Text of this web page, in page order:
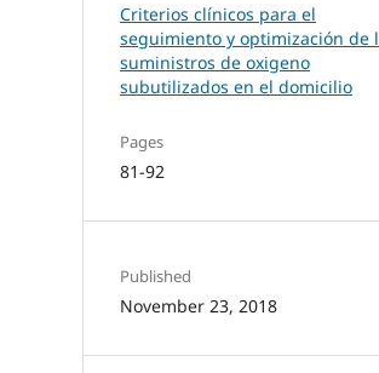
Criterios clínicos para el
seguimiento y optimización de
suministros de oxigeno
subutilizados en el domicilio
Pages
81-92
Published
November 23, 2018